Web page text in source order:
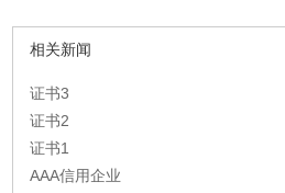
相关新闻
证书3
证书2
证书1
AAA信用企业